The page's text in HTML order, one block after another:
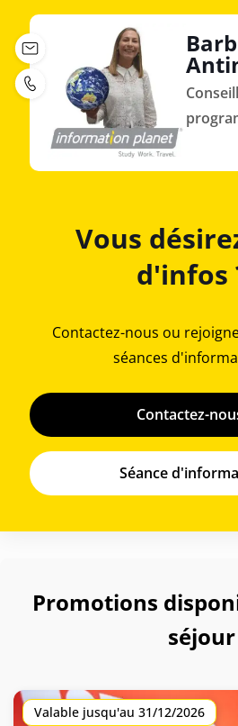
Vous
d'infos
Contactez-nous ou
séances
Contactez-
Séance
Promotions
séjour
Valable jusqu'au 31/12/2026